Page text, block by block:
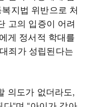
지법 위반으로 처
고의 입증이 어려
게 정서적 학대를
죄가 성립된다는
의도가 없더라도,